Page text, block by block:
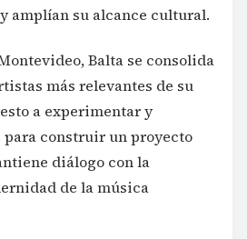
amplían su alcance cultural.
Balta se consolida
más relevantes de su
a experimentar y
para construir un proyecto
diálogo con la
de la música